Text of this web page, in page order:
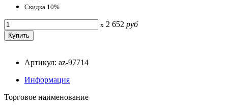
Скидка 10%
x 2 652 руб
Артикул: az-97714
Информация
Торговое наименование